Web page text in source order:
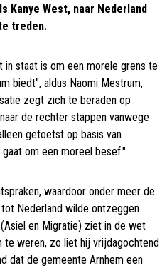
Kanye West, naar Nederland
treden.
in staat is om een morele grens te
biedt", aldus Naomi Mestrum,
zegt zich te beraden op
de rechter stappen vanwege
getoetst op basis van
om een moreel besef."
waardoor onder meer de
Nederland wilde ontzeggen.
en Migratie) ziet in de wet
te weren, zo liet hij vrijdagochtend
dat de gemeente Arnhem een